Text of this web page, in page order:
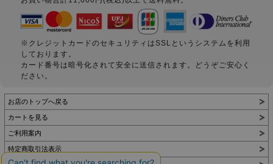
※クレジットカードのセキュリティはSSLというシステムを利用
しております。
カード番号は暗号化されて安全に送信されます。どうぞご安心く
ださい。
お店のトップへ戻る
カートを見る
ご利用案内
特定商取引法表示